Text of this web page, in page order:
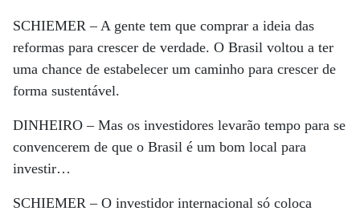
SCHIEMER –A gente tem que comprar a ideia das
reformas para crescer de verdade. O Brasil voltou a ter
uma chance de estabelecer um caminho para crescer de
forma sustentável.
DINHEIRO –Mas os investidores levarão tempo para se
convencerem de que o Brasil é um bom local para
investir…
SCHIEMER –O investidor internacional só coloca